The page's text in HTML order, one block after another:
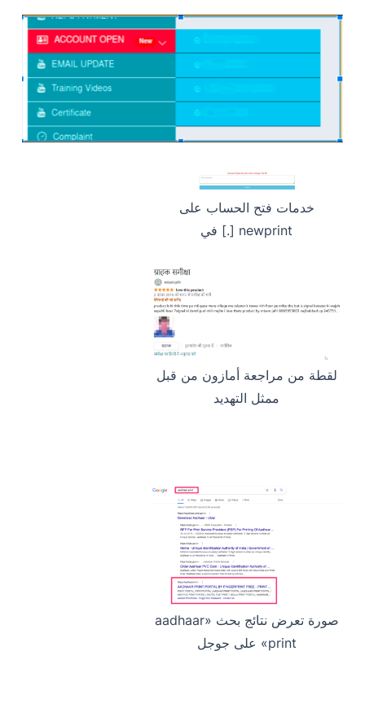
خدمات فتح الحساب على
newprint [.] في
لقطة من مراجعة أمازون من قبل
ممثل التهديد
صورة تعرض نتائج بحث «aadhaar
print» على جوجل